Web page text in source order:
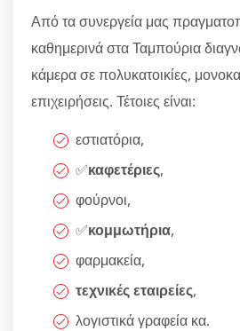
Από τα συνεργεία μας
καθημερινά στα Ταμπούρια
κάμερα σε πολυκατοικίες,
επιχειρήσεις. Τέτοιες είναι:
εστιατόρια,
✅καφετέριες,
φούρνοι,
✅κομμωτήρια,
φαρμακεία,
τεχνικές εταιρείες,
λογιστικά γραφεία κα.